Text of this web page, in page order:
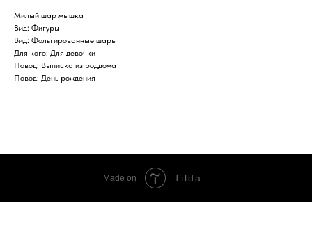
Милый шар мышка
Вид: Фигуры
Вид: Фольгированные шары
Для кого: Для девочки
Повод: Выписка из роддома
Повод: День рождения
Made on Tilda